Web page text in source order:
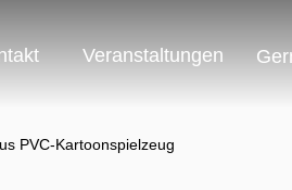
Veranstaltungen
PVC-Kartoonspielzeug